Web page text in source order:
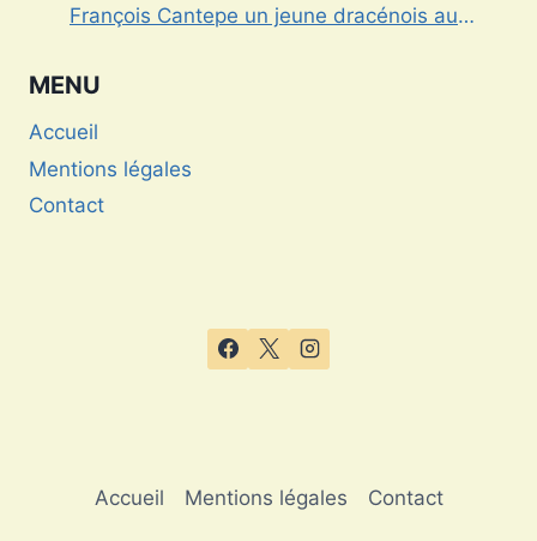
François Cantepe un jeune dracénois au
MENU
Accueil
Mentions légales
Contact
Accueil Mentions légales Contact